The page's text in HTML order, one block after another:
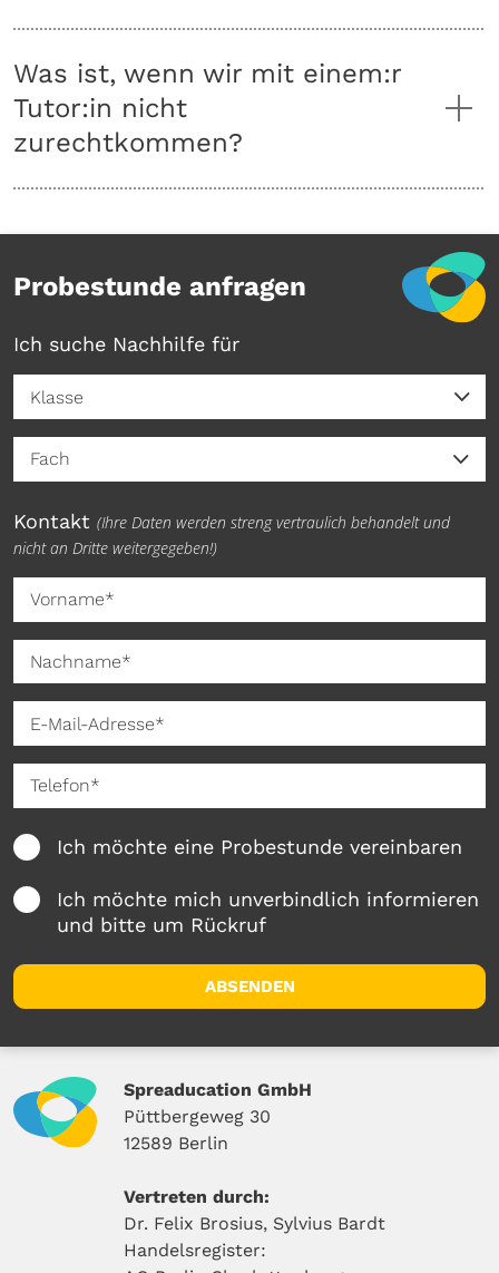
Was ist, wenn wir mit einem:r
Tutor:in nicht
zurechtkommen?
Probestunde anfragen
Ich suche Nachhilfe für
Klasse
Kontakt (Ihre Daten werden streng vertraulich behandelt und
nicht an Dritte weitergegeben!)
Ich möchte eine Probestunde vereinbaren
Ich möchte mich unverbindlich informieren
und bitte um Rückruf
ABSENDEN
Spreaducation GmbH
Püttbergeweg 30
12589 Berlin
Vertreten durch:
Dr. Felix Brosius, Sylvius Bardt
Handelsregister: